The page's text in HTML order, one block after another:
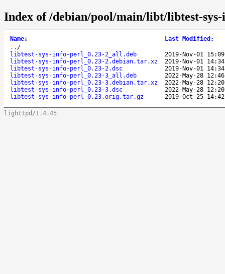
Index of /debian/pool/main/libt/libtest-
Name↓ Last Modified :
.. /
libtest-sys-info-perl_0.23-2_all.deb
2019-Nov-01
libtest-sys-info-perl_0.23-2.debian.tar.xz
2019-Nov-01
libtest-sys-info-perl_0.23-2.dsc
2019-Nov-01
libtest-sys-info-perl_0.23-3_all.deb
2022-May-28
libtest-sys-info-perl_0.23-3.debian.tar.xz
2022-May-28
libtest-sys-info-perl_0.23-3.dsc
2022-May-28
libtest-sys-info-perl_0.23.orig.tar.gz
2019-Oct-25
lighttpd/1.4.45